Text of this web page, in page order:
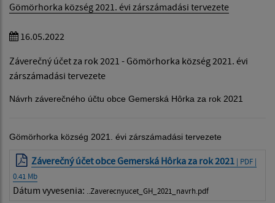
Gömörhorka község 2021. évi zárszámadási tervezete
16.05.2022
Záverečný účet za rok 2021 - Gömörhorka község 2021. évi
zárszámadási tervezete
Návrh záverečného účtu obce Gemerská Hôrka za rok 2021
Gömörhorka község 2021. évi zárszámadási tervezete
Záverečný účet obce Gemerská Hôrka za rok 2021 | PDF |
0.41 Mb
Dátum vyvesenia: ..Zaverecnyucet_GH_2021_navrh.pdf